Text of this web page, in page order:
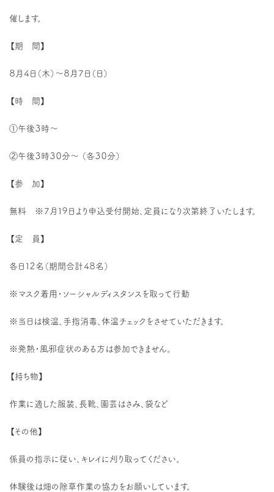
催します。
【期 間】
８月４日（木）～８月７日（日）
【時 間】
①午後３時～
②午後３時３０分～ （各３０分）
【参 加】
無料 ※７月１９日より申込受付開始、定員になり次第終了いたします。
【定 員】
各日１２名（期間合計４８名）
※マスク着用・ソーシャルディスタンスを取って行動
※当日は検温、手指消毒、体温チェックをさせていただきます。
※発熱・風邪症状のある方は参加できません。
【持ち物】
作業に適した服装、長靴、園芸はさみ、袋など
【その他】
係員の指示に従い、キレイに刈り取ってください。
体験後は畑の除草作業の協力をお願いしています。